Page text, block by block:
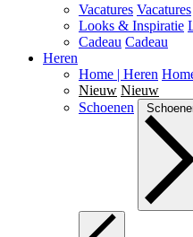
Vacatures Vacatures
Looks & Inspiratie
Cadeau Cadeau
Heren
Home | Heren
Nieuw Nieuw
Schoenen